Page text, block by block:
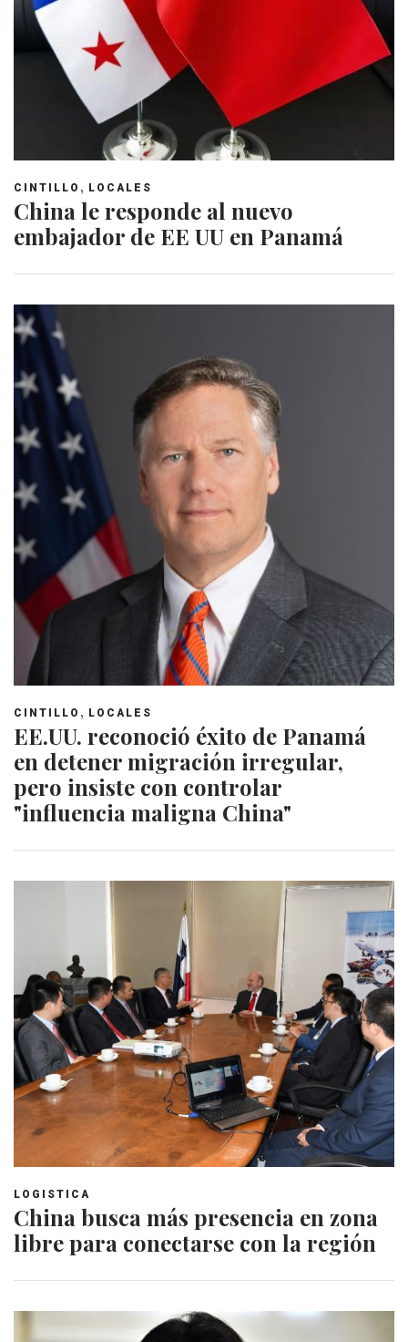
CINTILLO , LOCALES
China le responde al nuevo
embajador de EE UU en Panamá
CINTILLO , LOCALES
EE.UU. reconoció éxito de Panamá
en detener migración irregular,
pero insiste con controlar
"influencia maligna China"
LOGISTICA
China busca más presencia en zona
libre para conectarse con la región